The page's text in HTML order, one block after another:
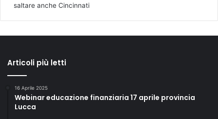
saltare anche Cincinnati
Articoli più letti
16 Aprile 2025
Webinar educazione finanziaria 17 aprile provincia
Lucca